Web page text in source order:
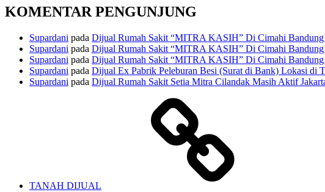
KOMENTAR PENGUNJUNG
Supardani pada Dijual Rumah Sakit “MITRA KASIH” Di Cimahi Bandung
Supardani pada Dijual Rumah Sakit “MITRA KASIH” Di Cimahi Bandung
Supardani pada Dijual Rumah Sakit “MITRA KASIH” Di Cimahi Bandung
Supardani pada Dijual Ex Pabrik Peleburan Besi (Surat di Bank) Lokasi di
Supardani pada Dijual Rumah Sakit Setia Mitra Cilandak Masih Aktif
TANAH DIJUAL